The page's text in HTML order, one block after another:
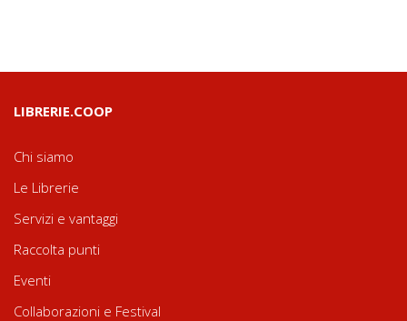
LIBRERIE.COOP
Chi siamo
Le Librerie
Servizi e vantaggi
Raccolta punti
Eventi
Collaborazioni e Festival